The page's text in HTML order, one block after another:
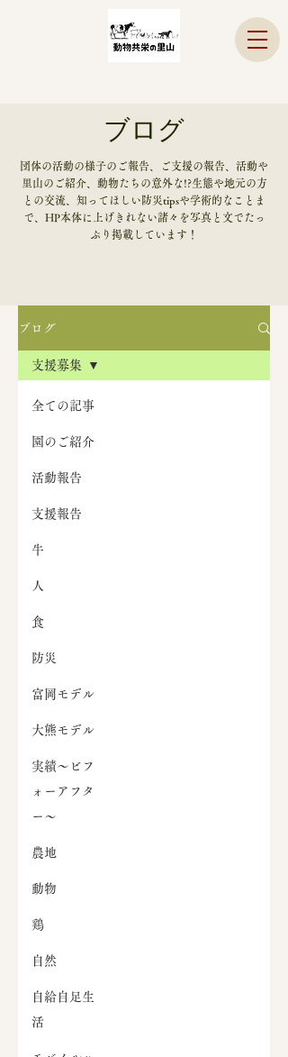
ブログ
​団体の活動の様子のご報告、ご支援の報告、活動や
里山のご紹介、動物たちの意外な!?生態や地元の方
との交流、知ってほしい防災tipsや学術的なことま
で、HP本体に上げきれない諸々を写真と文でたっ
ぷり掲載しています！
ブログ
全ての記事
園のご紹介
活動報告
支援報告
牛
人
食
防災
富岡モデル
大熊モデル
実績～ビフ
ォーアフタ
ー～
農地
動物
鶏
自然
自給自足生
活
支援募集